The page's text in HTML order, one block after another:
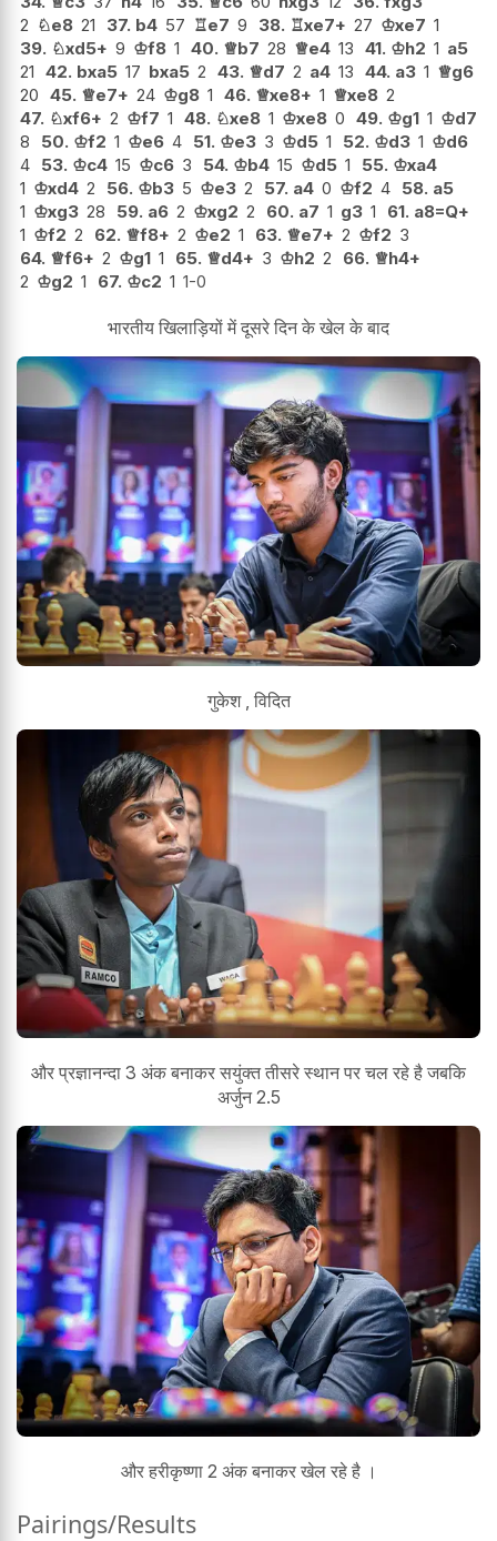
2 ♘e8 21 37. b4 57 ♖e7 9 38. ♖xe7+ 27 ♔xe7 1
39. ♘xd5+ 9 ♔f8 1 40. ♕b7 28 ♕e4 13 41. ♔h2 1 a5
21 42. bxa5 17 bxa5 2 43. ♕d7 2 a4 13 44. a3 1 ♕g6
20 45. ♕e7+ 24 ♔g8 1 46. ♕xe8+ 1 ♕xe8 2
47. ♘xf6+ 2 ♔f7 1 48. ♘xe8 1 ♔xe8 0 49. ♔g1 1 ♔d7
8
50. ♔f2 1 ♔e6 4 51. ♔e3 3 ♔d5 1 52. ♔d3 1 ♔d6
4 53. ♔c4 15 ♔c6 3 54. ♔b4 15 ♔d5 1 55. ♔xa4
1 ♔xd4 2 56. ♔b3 5 ♔e3 2 57. a4 0 ♔f2 4 58. a5
1 ♔xg3 28 59. a6 2 ♔xg2 2 60. a7 1 g3 1 61. a8=Q+
1 ♔f2 2 62. ♕f8+ 2 ♔e2 1 63. ♕e7+ 2 ♔f2 3
64. ♕f6+ 2 ♔g1 1 65. ♕d4+ 3 ♔h2 2 66. ♕h4+
2 ♔g2 1 67. ♔c2 1 1-0
भारतीय खिलाड़ियों में दूसरे दिन के खेल के बाद
गुकेश , विदित
और प्रज्ञानन्दा 3 अंक बनाकर सयुंक्त तीसरे स्थान पर चल रहे है जबकि
अर्जुन 2.5
और हरीकृष्णा 2 अंक बनाकर खेल रहे है ।
Pairings/Results